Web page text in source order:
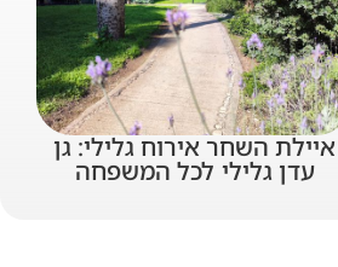
איילת השחר אירוח גלילי: גן
עדן גלילי לכל המשפחה